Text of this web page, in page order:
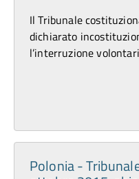
Il Tribunale
dichiarato
l’interruzione
Polonia -